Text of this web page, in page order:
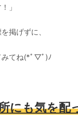
」
掲げずに、
みてね(*ﾟ▽ﾟ)ﾉ
にも気を配